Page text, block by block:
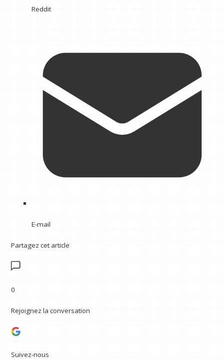
Reddit
E-mail
Partagez cet article
0
Rejoignez la conversation
Suivez-nous